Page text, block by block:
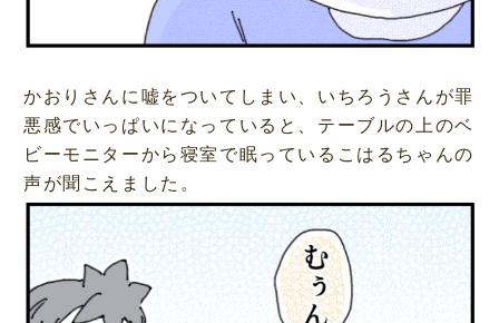
かおりさんに嘘をついてしまい、いちろうさんが罪
悪感でいっぱいになっていると、テーブルの上のベ
ビーモニターから寝室で眠っているこはるちゃんの
声が聞こえました。